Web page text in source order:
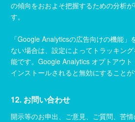
の傾向をおおよそ把握するための分析
す。
「Google Analyticsの広告向けの機能」
ない場合は、設定によってトラッキン
能です。Google Analytics オプトアウ
インストールされると無効にすることが
12. お問い合わせ
開示等のお申出、ご意見、ご質問、苦